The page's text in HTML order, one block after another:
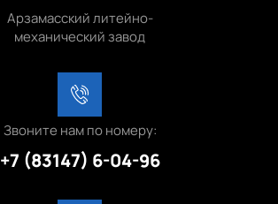
Арзамасский литейно-
механический завод
+7 (83147) 6-04-96
Звоните нам по номеру: